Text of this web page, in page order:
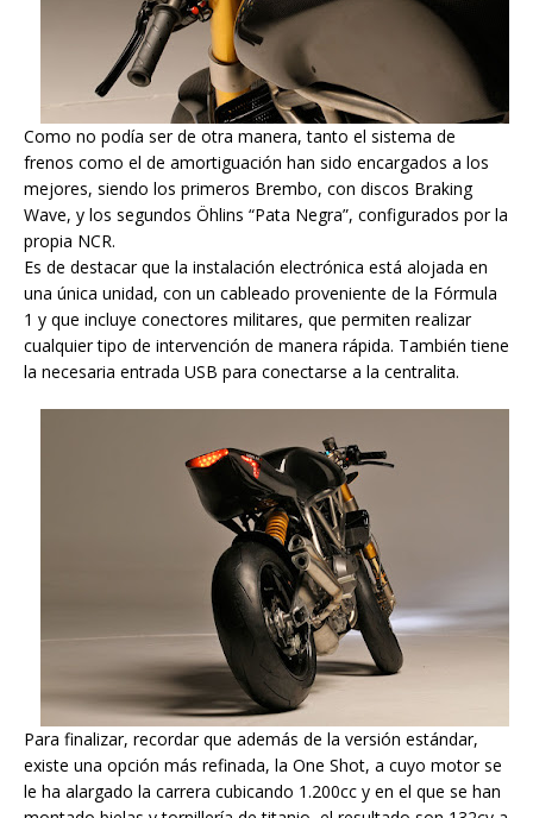
Como no podía ser de otra manera, tanto el sistema de
frenos como el de amortiguación han sido encargados a los
mejores, siendo los primeros Brembo, con discos Braking
Wave, y los segundos Öhlins “Pata Negra”, configurados por la
propia NCR.
Es de destacar que la instalación electrónica está alojada en
una única unidad, con un cableado proveniente de la Fórmula
1 y que incluye conectores militares, que permiten realizar
cualquier tipo de intervención de manera rápida. También tiene
la necesaria entrada USB para conectarse a la centralita.
Para finalizar, recordar que además de la versión estándar,
existe una opción más refinada, la One Shot, a cuyo motor se
le ha alargado la carrera cubicando 1.200cc y en el que se han